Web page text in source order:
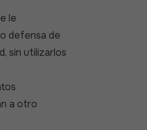
le
defensa de
sin utilizarlos
a otro